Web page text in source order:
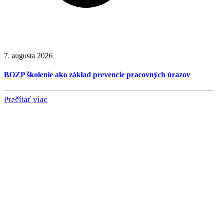
7. augusta 2026
BOZP školenie ako základ prevencie pracovných úrazov
Prečítať viac